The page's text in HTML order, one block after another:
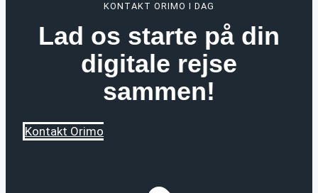
KONTAKT ORIMO I DAG
Lad os starte på din
digitale rejse
sammen!
Kontakt Orimo